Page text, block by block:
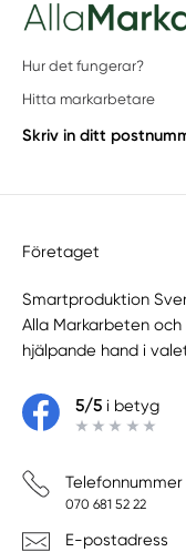
Hur det fungerar?
Hitta markarbetare
Skriv in ditt
Företaget
Smartproduktion
Alla Markarbeten och
hjälpande hand i
5/5i betyg
Telefonnummer
070 681 52 22
E-postadress